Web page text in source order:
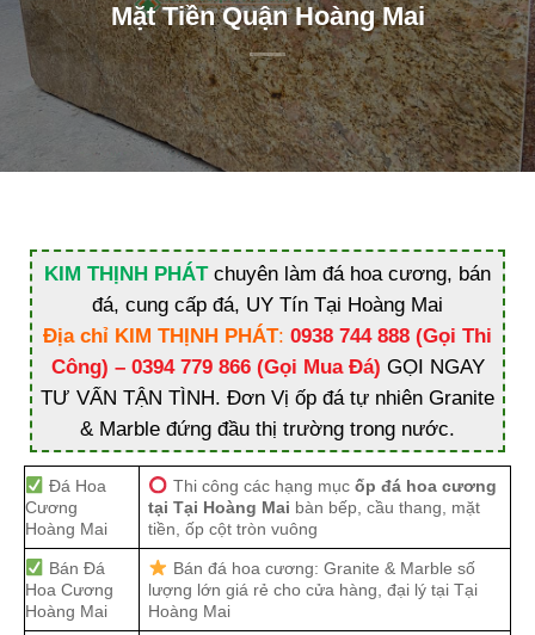
Mặt Tiền Quận Hoàng Mai
KIM THỊNH PHÁT chuyên làm đá hoa cương, bán
đá, cung cấp đá, UY Tín Tại Hoàng Mai
Địa chỉ KIM THỊNH PHÁT: 0938 744 888 (Gọi Thi
Công) – 0394 779 866 (Gọi Mua Đá) GỌI NGAY
TƯ VẤN TẬN TÌNH. Đơn Vị ốp đá tự nhiên Granite
& Marble đứng đầu thị trường trong nước.
Đá Hoa
Cương
Hoàng Mai
Thi công các hạng mục ốp đá hoa cương
tại Tại Hoàng Mai bàn bếp, cầu thang, mặt
tiền, ốp cột tròn vuông
Bán Đá
Hoa Cương
Hoàng Mai
Bán đá hoa cương: Granite & Marble số
lượng lớn giá rẻ cho cửa hàng, đại lý tại Tại
Hoàng Mai